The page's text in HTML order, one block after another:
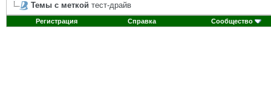
Темы с меткой тест-драйв
Регистрация Справка Сообщество